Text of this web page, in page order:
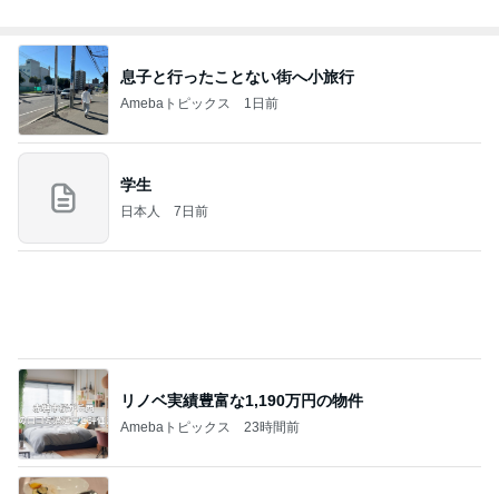
同じ夢
7月に2回も生理が来た体の悲鳴